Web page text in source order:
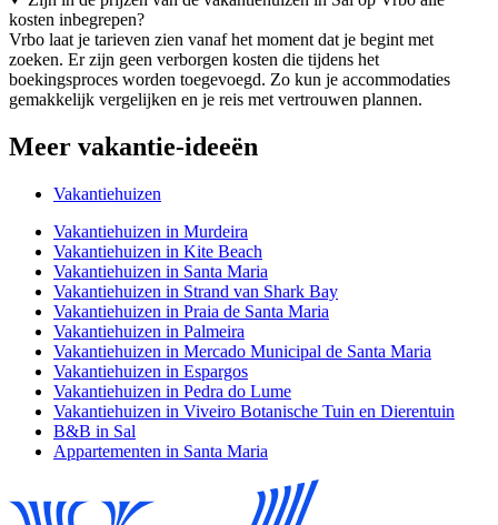
kosten inbegrepen?
Vrbo laat je tarieven zien vanaf het moment dat je begint met
zoeken. Er zijn geen verborgen kosten die tijdens het
boekingsproces worden toegevoegd. Zo kun je accommodaties
gemakkelijk vergelijken en je reis met vertrouwen plannen.
Meer vakantie-ideeën
Vakantiehuizen
Vakantiehuizen in Murdeira
Vakantiehuizen in Kite Beach
Vakantiehuizen in Santa Maria
Vakantiehuizen in Strand van Shark Bay
Vakantiehuizen in Praia de Santa Maria
Vakantiehuizen in Palmeira
Vakantiehuizen in Mercado Municipal de Santa Maria
Vakantiehuizen in Espargos
Vakantiehuizen in Pedra do Lume
Vakantiehuizen in Viveiro Botanische Tuin en Dierentuin
B&B in Sal
Appartementen in Santa Maria